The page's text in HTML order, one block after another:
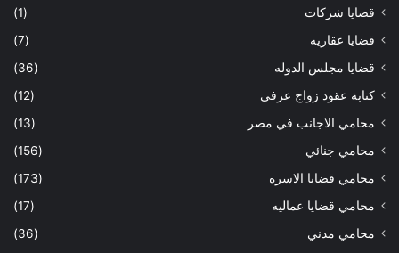
قضايا شركات
(1)
قضايا عقاريه
(7)
قضايا مجلس الدوله
(36)
كتابة عقود زواج عرفي
(12)
محامي الاجانب في مصر
(13)
محامي جنائي
(156)
محامي قضايا الاسره
(173)
محامي قضايا عماليه
(17)
محامي مدني
(36)